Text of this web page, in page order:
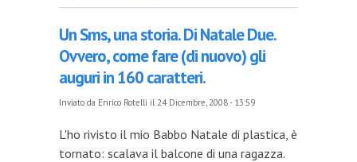
Un Sms, una storia. Di Natale Due.
Ovvero, come fare (di nuovo) gli
auguri in 160 caratteri.
Inviato da Enrico Rotelli il 24 Dicembre, 2008 - 13:59
L'ho rivisto il mio Babbo Natale di plastica, è
tornato: scalava il balcone di una ragazza.